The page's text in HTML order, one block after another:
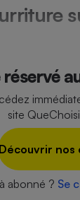
site
Découvrir nos
abonné ? Se